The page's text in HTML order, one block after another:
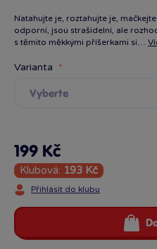
Natahujte je, roztahujte je,
odporní, jsou strašidelní, ale
s těmito měkkými příšerkami si…
Varianta
Vyberte
199 Kč
Klubová: 193 Kč
Přihlásit do klubu